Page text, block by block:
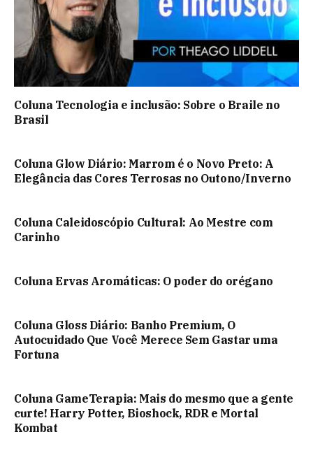
Coluna Tecnologia e inclusão: Sobre o Braile no
Brasil
Coluna Glow Diário: Marrom é o Novo Preto: A
Elegância das Cores Terrosas no Outono/Inverno
Coluna Caleidoscópio Cultural: Ao Mestre com
Carinho
Coluna Ervas Aromáticas: O poder do orégano
Coluna Gloss Diário: Banho Premium, O
Autocuidado Que Você Merece Sem Gastar uma
Fortuna
Coluna GameTerapia: Mais do mesmo que a gente
curte! Harry Potter, Bioshock, RDR e Mortal
Kombat